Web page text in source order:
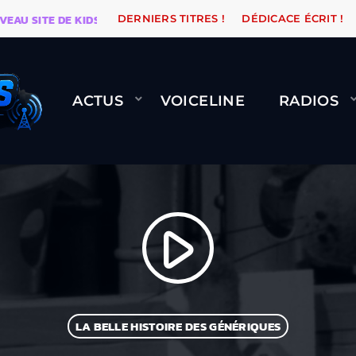
DE KIDSUNE WARÉTRO ORANGE ROAD QUI
DERNIERS TITRES ! DÉDICACE ÉCRIT !
ACTUS VOICELINE RADIOS
play_arrow
LA BELLE HISTOIRE DES GÉNÉRIQUES